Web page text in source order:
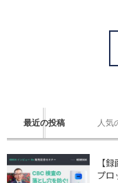
最近の投稿 人気
【
プロ